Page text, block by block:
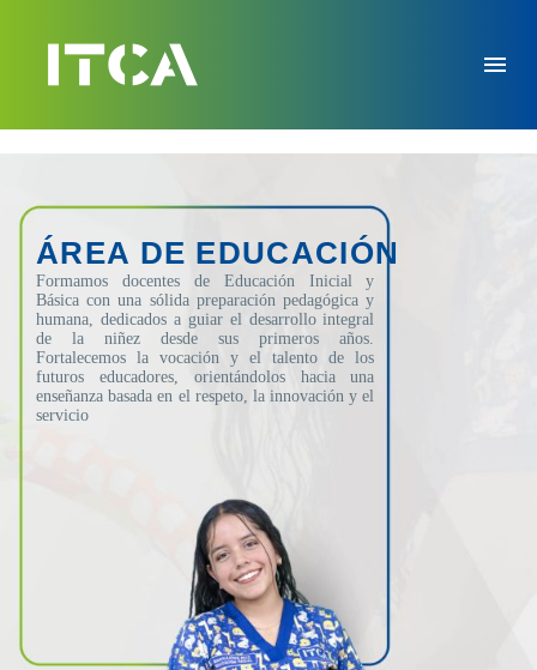
ÁREA DE EDUCACIÓN
Formamos docentes de Educación Inicial y
Básica con una sólida preparación pedagógica y
humana, dedicados a guiar el desarrollo integral
de la niñez desde sus primeros años.
Fortalecemos la vocación y el talento de los
futuros educadores, orientándolos hacia una
enseñanza basada en el respeto, la innovación y el
servicio